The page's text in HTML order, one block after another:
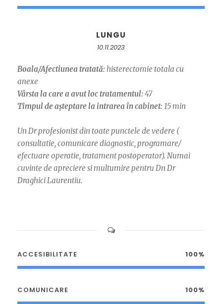
LUNGU
10.11.2023
Boala/Afectiunea tratată: histerectomie totala cu
anexe
Vârsta la care a avut loc tratamentul: 47
Timpul de așteptare la intrarea în cabinet: 15 min
Un Dr profesionist din toate punctele de vedere (
consultatie, comunicare diagnostic, programare/
efectuare operatie, tratament postoperator). Numai
cuvinte de apreciere si multumire pentru Dn Dr
Draghici Laurentiu.
ACCESIBILITATE 100%
COMUNICARE 100%